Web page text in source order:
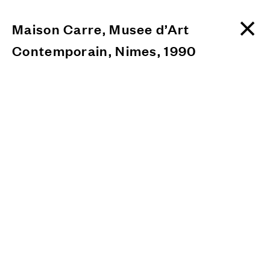
Maison Carre, Musee d’Art
Contemporain, Nimes, 1990